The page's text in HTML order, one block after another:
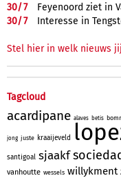
30/7
Feyenoord ziet in
30/7 Interesse in
Stel hier in welk nieuws
Tagcloud
acardipane alaves betis
jong juste kraaijeveld
santigoal sjaakf
vanhoutte wessels willykment